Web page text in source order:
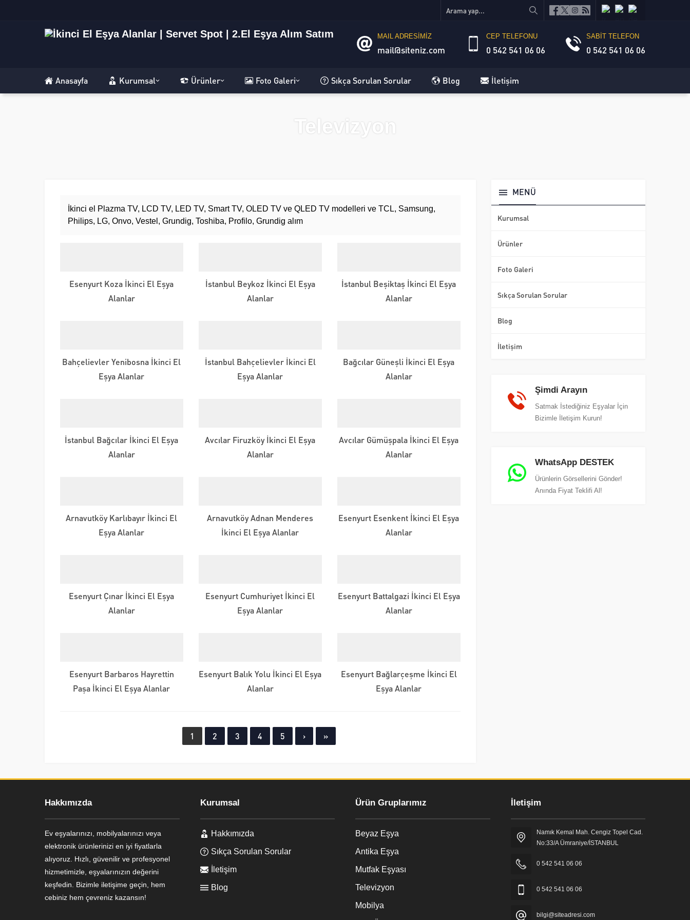
MAIL ADRESİMİZ
mail@siteniz.com
CEP TELEFONU
0 542 541 06 06
SABİT TELEFON
0 542 541 06 06
Anasayfa Kurumsal Ürünler Foto Galeri Sıkça Sorulan Sorular Blog İletişim
Televizyon
İkinci el Plazma TV, LCD TV, LED TV, Smart TV, OLED TV ve QLED TV modelleri ve TCL, Samsung,
Philips, LG, Onvo, Vestel, Grundig, Toshiba, Profilo, Grundig alım
Esenyurt Koza İkinci El Eşya
Alanlar
İstanbul Beykoz İkinci El Eşya
Alanlar
İstanbul Beşiktaş İkinci El Eşya
Alanlar
Bahçelievler Yenibosna İkinci El
Eşya Alanlar
İstanbul Bahçelievler İkinci El
Eşya Alanlar
Bağcılar Güneşli İkinci El Eşya
Alanlar
İstanbul Bağcılar İkinci El Eşya
Alanlar
Avcılar Firuzköy İkinci El Eşya
Alanlar
Avcılar Gümüşpala İkinci El Eşya
Alanlar
Arnavutköy Karlıbayır İkinci El
Eşya Alanlar
Arnavutköy Adnan Menderes
İkinci El Eşya Alanlar
Esenyurt Esenkent İkinci El Eşya
Alanlar
Esenyurt Çınar İkinci El Eşya
Alanlar
Esenyurt Cumhuriyet İkinci El
Eşya Alanlar
Esenyurt Battalgazi İkinci El Eşya
Alanlar
Esenyurt Barbaros Hayrettin
Paşa İkinci El Eşya Alanlar
Esenyurt Balık Yolu İkinci El Eşya
Alanlar
Esenyurt Bağlarçeşme İkinci El
Eşya Alanlar
1 2 3 4 5 › »
MENÜ
Kurumsal
Ürünler
Foto Galeri
Sıkça Sorulan Sorular
Blog
İletişim
Şimdi Arayın
Satmak İstediğiniz Eşyalar İçin
Bizimle İletişim Kurun!
WhatsApp DESTEK
Ürünlerin Görsellerini Gönder!
Anında Fiyat Teklifi Al!
Hakkımızda
Ev eşyalarınızı, mobilyalarınızı veya
elektronik ürünlerinizi en iyi fiyatlarla
alıyoruz. Hızlı, güvenilir ve profesyonel
hizmetimizle, eşyalarınızın değerini
keşfedin. Bizimle iletişime geçin, hem
cebiniz hem çevreniz kazansın!
Kurumsal
Hakkımızda
Sıkça Sorulan Sorular
İletişim
Blog
Ürün Gruplarımız
Beyaz Eşya
Antika Eşya
Mutfak Eşyası
Televizyon
Mobilya
İletişim
Namık Kemal Mah. Cengiz Topel Cad.
No:33/A Ümraniye/İSTANBUL
0 542 541 06 06
0 542 541 06 06
bilgi@siteadresi.com
Ayşe Yılmaz